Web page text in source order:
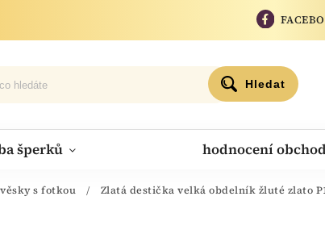
Hledat
šperků hodnocení
s fotkou / Zlatá destička velká obdelník žluté zlato